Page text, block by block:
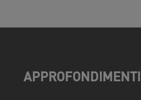
APPROFONDIMENTI